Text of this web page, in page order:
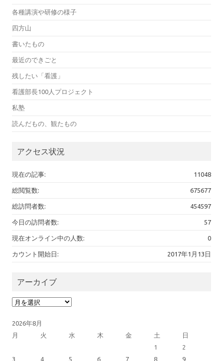
各種講演や研修の様子
四方山
書いたもの
最近のできごと
残したい「看護」
看護部長100人プロジェクト
私塾
読んだもの、観たもの
アクセス状況
11048
現在の記事:
675677
総閲覧数:
454597
総訪問者数:
57
今日の訪問者数:
0
現在オンライン中の人数:
2017年1月13日
カウント開始日:
アーカイブ
アーカイブ
2026年8月
月
火 水 木 金 土
日
1
2
3
4 5 6 7 8 9